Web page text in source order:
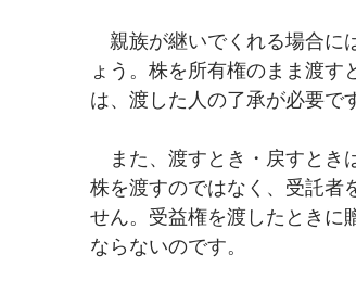
親族が継いでくれる場合に
ょう。株を所有権のまま渡
は、渡した人の了承が必要で
また、渡すとき・戻すとき
株を渡すのではなく、受託者
せん。受益権を渡したときに
ならないのです。